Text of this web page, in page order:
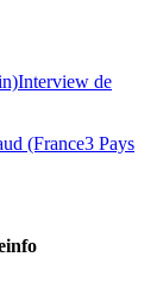
Interview de
(France3 Pays